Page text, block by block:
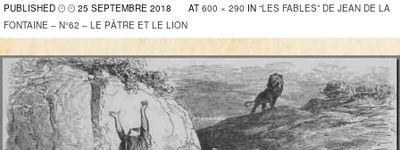
PUBLISHED 25 SEPTEMBRE 2018 AT 600 × 290 IN “LES FABLES” DE JEAN DE LA
FONTAINE – N°62 – LE PÂTRE ET LE LION